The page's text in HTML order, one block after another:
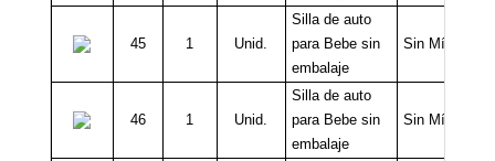
45 1 Unid.
Silla de auto
para Bebe sin
embalaje
Sin Mínimo
46 1 Unid.
Silla de auto
para Bebe sin
embalaje
Sin Mínimo